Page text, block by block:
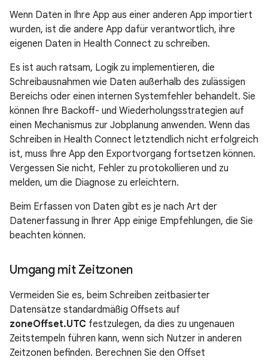
Wenn Daten in Ihre App aus einer anderen App importiert
wurden, ist die andere App dafür verantwortlich, ihre
eigenen Daten in Health Connect zu schreiben.
Es ist auch ratsam, Logik zu implementieren, die
Schreibausnahmen wie Daten außerhalb des zulässigen
Bereichs oder einen internen Systemfehler behandelt. Sie
können Ihre Backoff- und Wiederholungsstrategien auf
einen Mechanismus zur Jobplanung anwenden. Wenn das
Schreiben in Health Connect letztendlich nicht erfolgreich
ist, muss Ihre App den Exportvorgang fortsetzen können.
Vergessen Sie nicht, Fehler zu protokollieren und zu
melden, um die Diagnose zu erleichtern.
Beim Erfassen von Daten gibt es je nach Art der
Datenerfassung in Ihrer App einige Empfehlungen, die Sie
beachten können.
Umgang mit Zeitzonen
Vermeiden Sie es, beim Schreiben zeitbasierter
Datensätze standardmäßig Offsets auf
zoneOffset.UTC festzulegen, da dies zu ungenauen
Zeitstempeln führen kann, wenn sich Nutzer in anderen
Zeitzonen befinden. Berechnen Sie den Offset